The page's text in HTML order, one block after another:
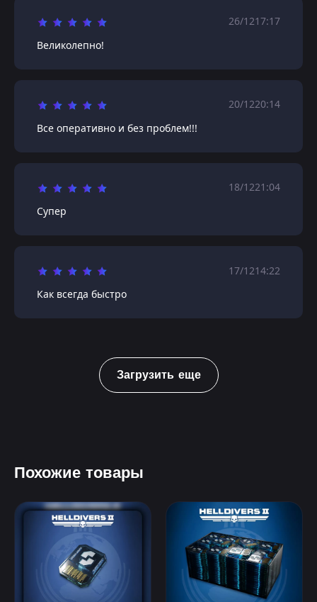
26/1217:17
Великолепно!
20/1220:14
Все оперативно и без проблем!!!
18/1221:04
Супер
17/1214:22
Как всегда быстро
Загрузить еще
Похожие товары